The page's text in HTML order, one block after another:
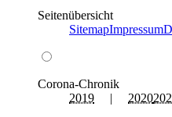
Seitenübersicht
SitemapImpressum
Corona-Chronik
2019 | 2020